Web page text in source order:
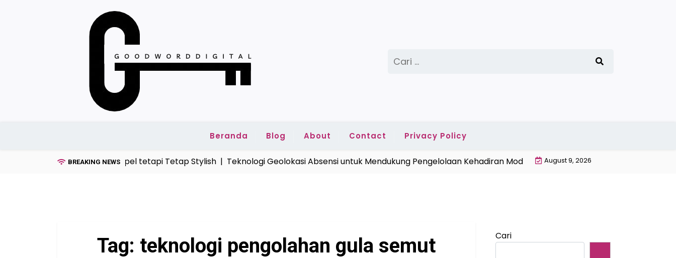
untuk:
Beranda Blog About Contact Privacy Policy
BREAKING NEWS
Kaos Pria Tahun Ini, Simpel tetapi Tetap Stylish |Teknologi Geolokasi Absensi untuk Mendukung Pengelolaan Kehadiran Modern |Penyebab Gabah Banyak
August 9, 2026
Tag: teknologi pengolahan gula semut Cari